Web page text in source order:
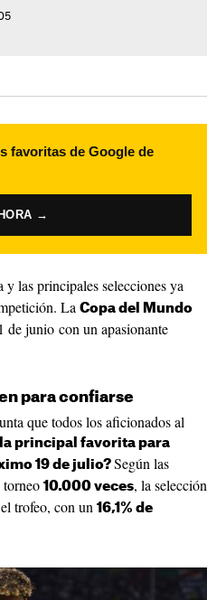
favoritas de Google de
→
y las principales selecciones ya
La Copa del Mundo
de junio con un apasionante
para confiarse
que todos los aficionados al
principal favorita para
19 de julio? Según las
torneo 10.000 veces, la selección
trofeo, con un 16,1% de